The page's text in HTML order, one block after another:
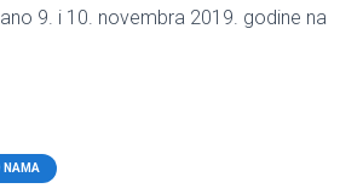
9. i 10. novembra 2019. godine na
NAMA